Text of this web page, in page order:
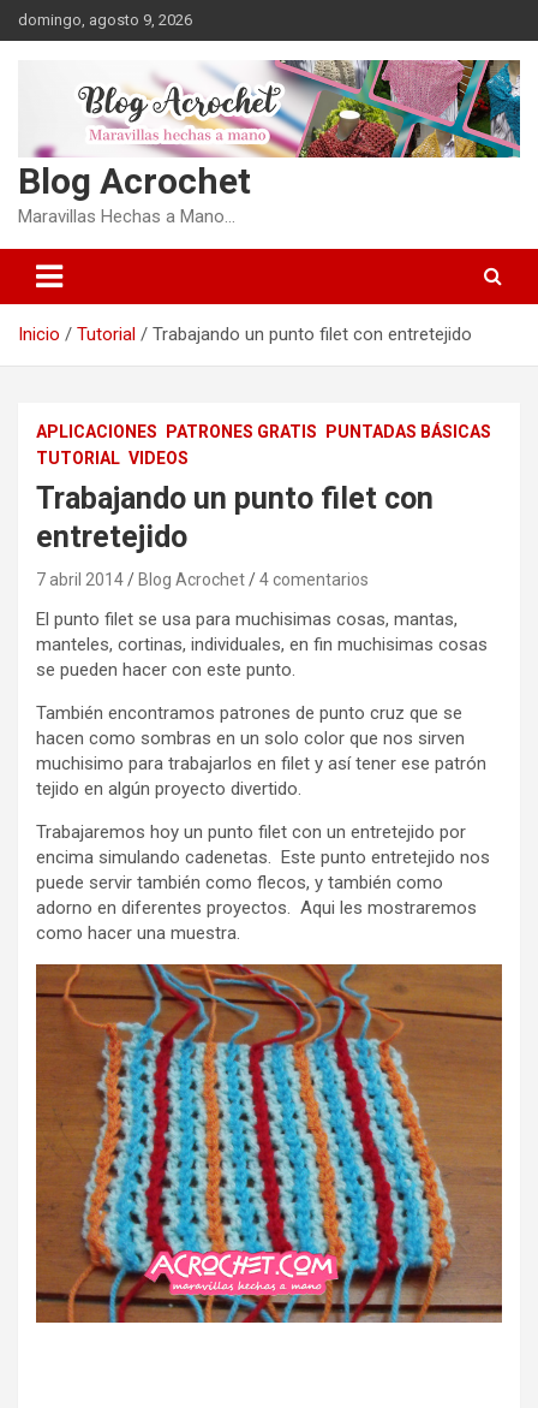
Saltar
al
domingo, agosto 9, 2026
Blog Acrochet
Maravillas Hechas a Mano…
Inicio Tutorial Trabajando un punto filet con entretejido
APLICACIONES PATRONES GRATIS
PUNTADAS BÁSICAS
TUTORIAL VIDEOS
Trabajando un punto filet con
entretejido
7 abril 2014 Blog Acrochet 4 comentarios
El punto filet se usa para muchisimas cosas, mantas,
manteles, cortinas, individuales, en fin muchisimas cosas
se pueden hacer con este punto.
También encontramos patrones de punto cruz que se
hacen como sombras en un solo color que nos sirven
muchisimo para trabajarlos en filet y así tener ese patrón
tejido en algún proyecto divertido.
Trabajaremos hoy un punto filet con un entretejido por
encima simulando cadenetas. Este punto entretejido nos
puede servir también como flecos, y también como
adorno en diferentes proyectos. Aqui les mostraremos
como hacer una muestra.